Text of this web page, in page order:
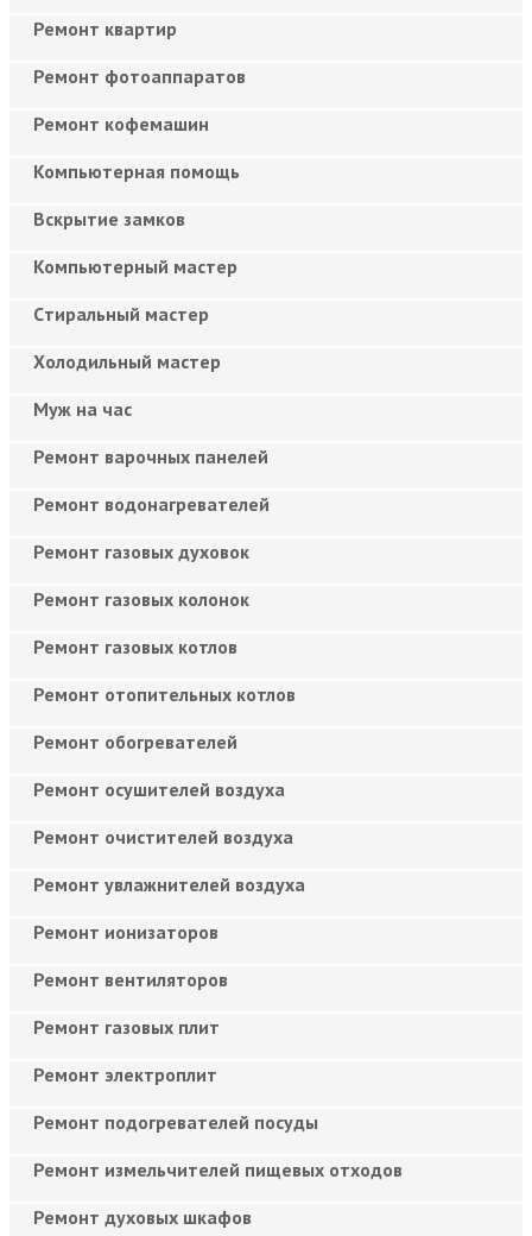
Ремонт квартир
Ремонт фотоаппаратов
Ремонт кофемашин
Компьютерная помощь
Вскрытие замков
Компьютерный мастер
Cтиральный мастер
Холодильный мастер
Муж на час
Ремонт варочных панелей
Ремонт водонагревателей
Ремонт газовых духовок
Ремонт газовых колонок
Ремонт газовых котлов
Ремонт отопительных котлов
Ремонт обогревателей
Ремонт осушителей воздуха
Ремонт очистителей воздуха
Ремонт увлажнителей воздуха
Ремонт ионизаторов
Ремонт вентиляторов
Ремонт газовых плит
Ремонт электроплит
Ремонт подогревателей посуды
Ремонт измельчителей пищевых отходов
Ремонт духовых шкафов